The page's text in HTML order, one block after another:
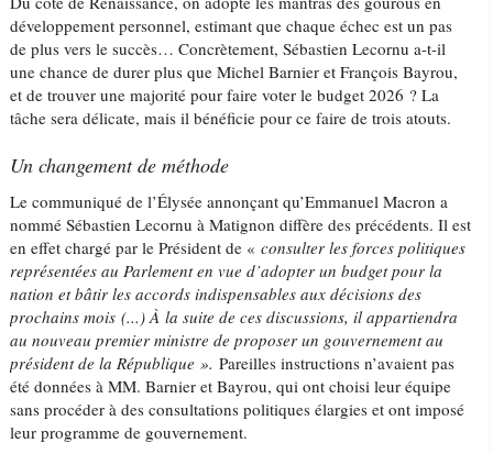
développement personnel, estimant que chaque échec est un pas
de plus vers le succès… Concrètement, Sébastien Lecornu a-t-il
une chance de durer plus que Michel Barnier et François Bayrou,
et de trouver une majorité pour faire voter le budget 2026 ? La
tâche sera délicate, mais il bénéficie pour ce faire de trois atouts.
Un changement de méthode
Le communiqué de l’Élysée annonçant qu’Emmanuel Macron a
nommé Sébastien Lecornu à Matignon diffère des précédents. Il est
en effet chargé par le Président de «consulter les forces politiques
représentées au Parlement en vue d’adopter un budget pour la
nation et bâtir les accords indispensables aux décisions des
prochains mois (...) À la suite de ces discussions, il appartiendra
au nouveau premier ministre de proposer un gouvernement au
président de la République ».Pareilles instructions n’avaient pas
été données à MM. Barnier et Bayrou, qui ont choisi leur équipe
sans procéder à des consultations politiques élargies et ont imposé
leur programme de gouvernement.